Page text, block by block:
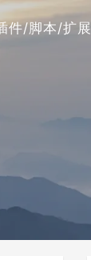
件/脚本/扩展